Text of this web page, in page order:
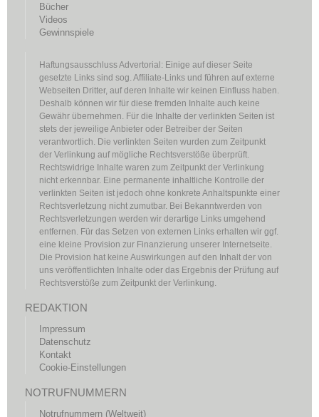
Bücher
Videos
Gewinnspiele
Haftungsausschluss Advertorial: Einige auf dieser Seite
gesetzte Links sind sog. Affiliate-Links und führen auf externe
Webseiten Dritter, auf deren Inhalte wir keinen Einfluss haben.
Deshalb können wir für diese fremden Inhalte auch keine
Gewähr übernehmen. Für die Inhalte der verlinkten Seiten ist
stets der jeweilige Anbieter oder Betreiber der Seiten
verantwortlich. Die verlinkten Seiten wurden zum Zeitpunkt
der Verlinkung auf mögliche Rechtsverstöße überprüft.
Rechtswidrige Inhalte waren zum Zeitpunkt der Verlinkung
nicht erkennbar. Eine permanente inhaltliche Kontrolle der
verlinkten Seiten ist jedoch ohne konkrete Anhaltspunkte einer
Rechtsverletzung nicht zumutbar. Bei Bekanntwerden von
Rechtsverletzungen werden wir derartige Links umgehend
entfernen. Für das Setzen von externen Links erhalten wir ggf.
eine kleine Provision zur Finanzierung unserer Internetseite.
Die Provision hat keine Auswirkungen auf den Inhalt der von
uns veröffentlichten Inhalte oder das Ergebnis der Prüfung auf
Rechtsverstöße zum Zeitpunkt der Verlinkung.
REDAKTION
Impressum
Datenschutz
Kontakt
Cookie-Einstellungen
NOTRUFNUMMERN
Notrufnummern (Weltweit)